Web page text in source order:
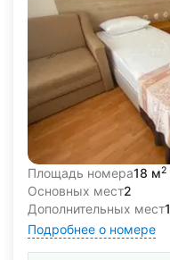
Площадь номера18 м2
Основных мест2
Дополнительных мест1
Подробнее о номере